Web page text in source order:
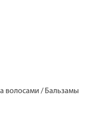
волосами / Бальзамы